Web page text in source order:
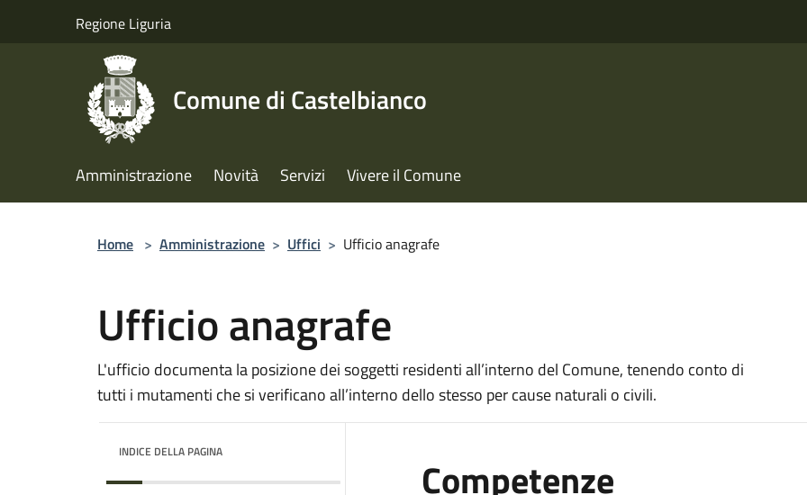
Regione Liguria
Comune di Castelbianco
Amministrazione Novità Servizi Vivere il Comune
Home > Amministrazione > Uffici > Ufficio anagrafe
Ufficio anagrafe
L'ufficio documenta la posizione dei soggetti residenti all’interno del Comune, tenendo conto di
tutti i mutamenti che si verificano all’interno dello stesso per cause naturali o civili.
INDICE DELLA PAGINA
Competenze